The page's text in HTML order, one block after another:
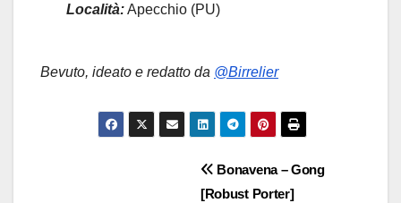
Località:Apecchio (PU)
Bevuto, ideato e redatto da @Birrelier
Navigazione
Bonavena – Gong
[Robust Porter]